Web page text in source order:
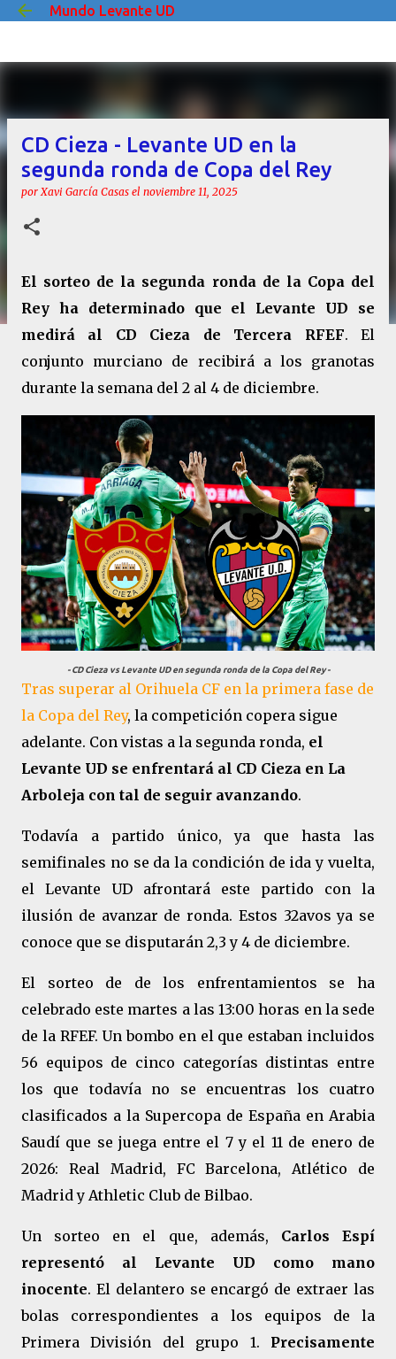
Ir al contenido principal
Mundo Levante UD
CD Cieza - Levante UD en la
segunda ronda de Copa del Rey
porXavi García Casas el noviembre 11, 2025
El sorteo de la segunda ronda de la Copa del
Rey ha determinado que el Levante UD se
medirá al CD Cieza de Tercera RFEF. El
conjunto murciano de recibirá a los granotas
durante la semana del 2 al 4 de diciembre.
- CD Cieza vs Levante UD en segunda ronda de la Copa del Rey -
Tras superar al Orihuela CF en la primera fase de
la Copa del Rey, la competición copera sigue
adelante. Con vistas a la segunda ronda, el
Levante UD se enfrentará al CD Cieza en La
Arboleja con tal de seguir avanzando.
Todavía a partido único, ya que hasta las
semifinales no se da la condición de ida y vuelta,
el Levante UD afrontará este partido con la
ilusión de avanzar de ronda. Estos 32avos ya se
conoce que se disputarán 2,3 y 4 de diciembre.
El sorteo de de los enfrentamientos se ha
celebrado este martes a las 13:00 horas en la sede
de la RFEF. Un bombo en el que estaban incluidos
56 equipos de cinco categorías distintas entre
los que todavía no se encuentras los cuatro
clasificados a la Supercopa de España en Arabia
Saudí que se juega entre el 7 y el 11 de enero de
2026: Real Madrid, FC Barcelona, Atlético de
Madrid y Athletic Club de Bilbao.
Un sorteo en el que, además, Carlos Espí
representó al Levante UD como mano
inocente. El delantero se encargó de extraer las
bolas correspondientes a los equipos de la
Primera División del grupo 1. Precisamente